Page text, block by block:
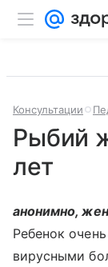
Консультации
Рыбий
лет
анонимно,
Ребенок
вирусными